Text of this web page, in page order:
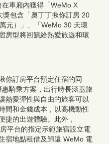
車廂內獲得「WeMo X
包含「奧丁丁揪你訂房 20
元）」、「WeMo 30 天環
房型將回饋給熱愛旅遊和環
你訂房平台預定住宿的同
騎乘方案，出行時長涵蓋旅
熱愛彈性與自由的旅客可以
間和金錢成本，以高機動性
捷的出遊體驗。此外，
平台的指定示範旅宿設立電
宿地點租借及歸還 WeMo 電